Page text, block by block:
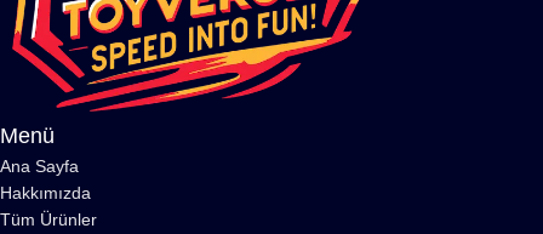
Menü
Ana Sayfa
Hakkımızda
Tüm Ürünler